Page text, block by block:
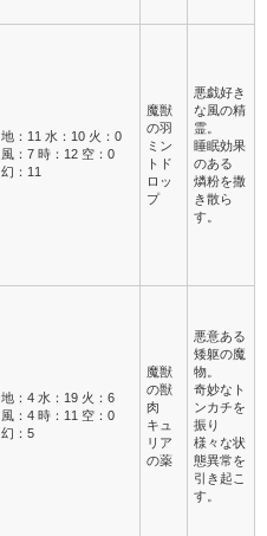
地：11 水：10 火：0
風：7 時：12 空：0
幻：11
魔獣
の羽
ミン
トド
ロッ
プ
悪戯好き
な風の精
霊。
睡眠効果
のある
燐粉を撒
き散ら
す。
地：4 水：19 火：6
風：4 時：11 空：0
幻：5
魔獣
の獣
肉
キュ
リア
の薬
悪意ある
矮躯の魔
物。
奇妙なト
ンカチを
振り
様々な状
態異常を
引き起こ
す。